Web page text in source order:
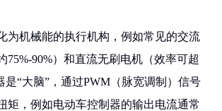
为机械能的执行机构，例如常见的交流
75%-90%）和直流无刷电机（效率可超
是“大脑”，通过PWM（脉宽调制）信号
矩，例如电动车控制器的输出电流通常